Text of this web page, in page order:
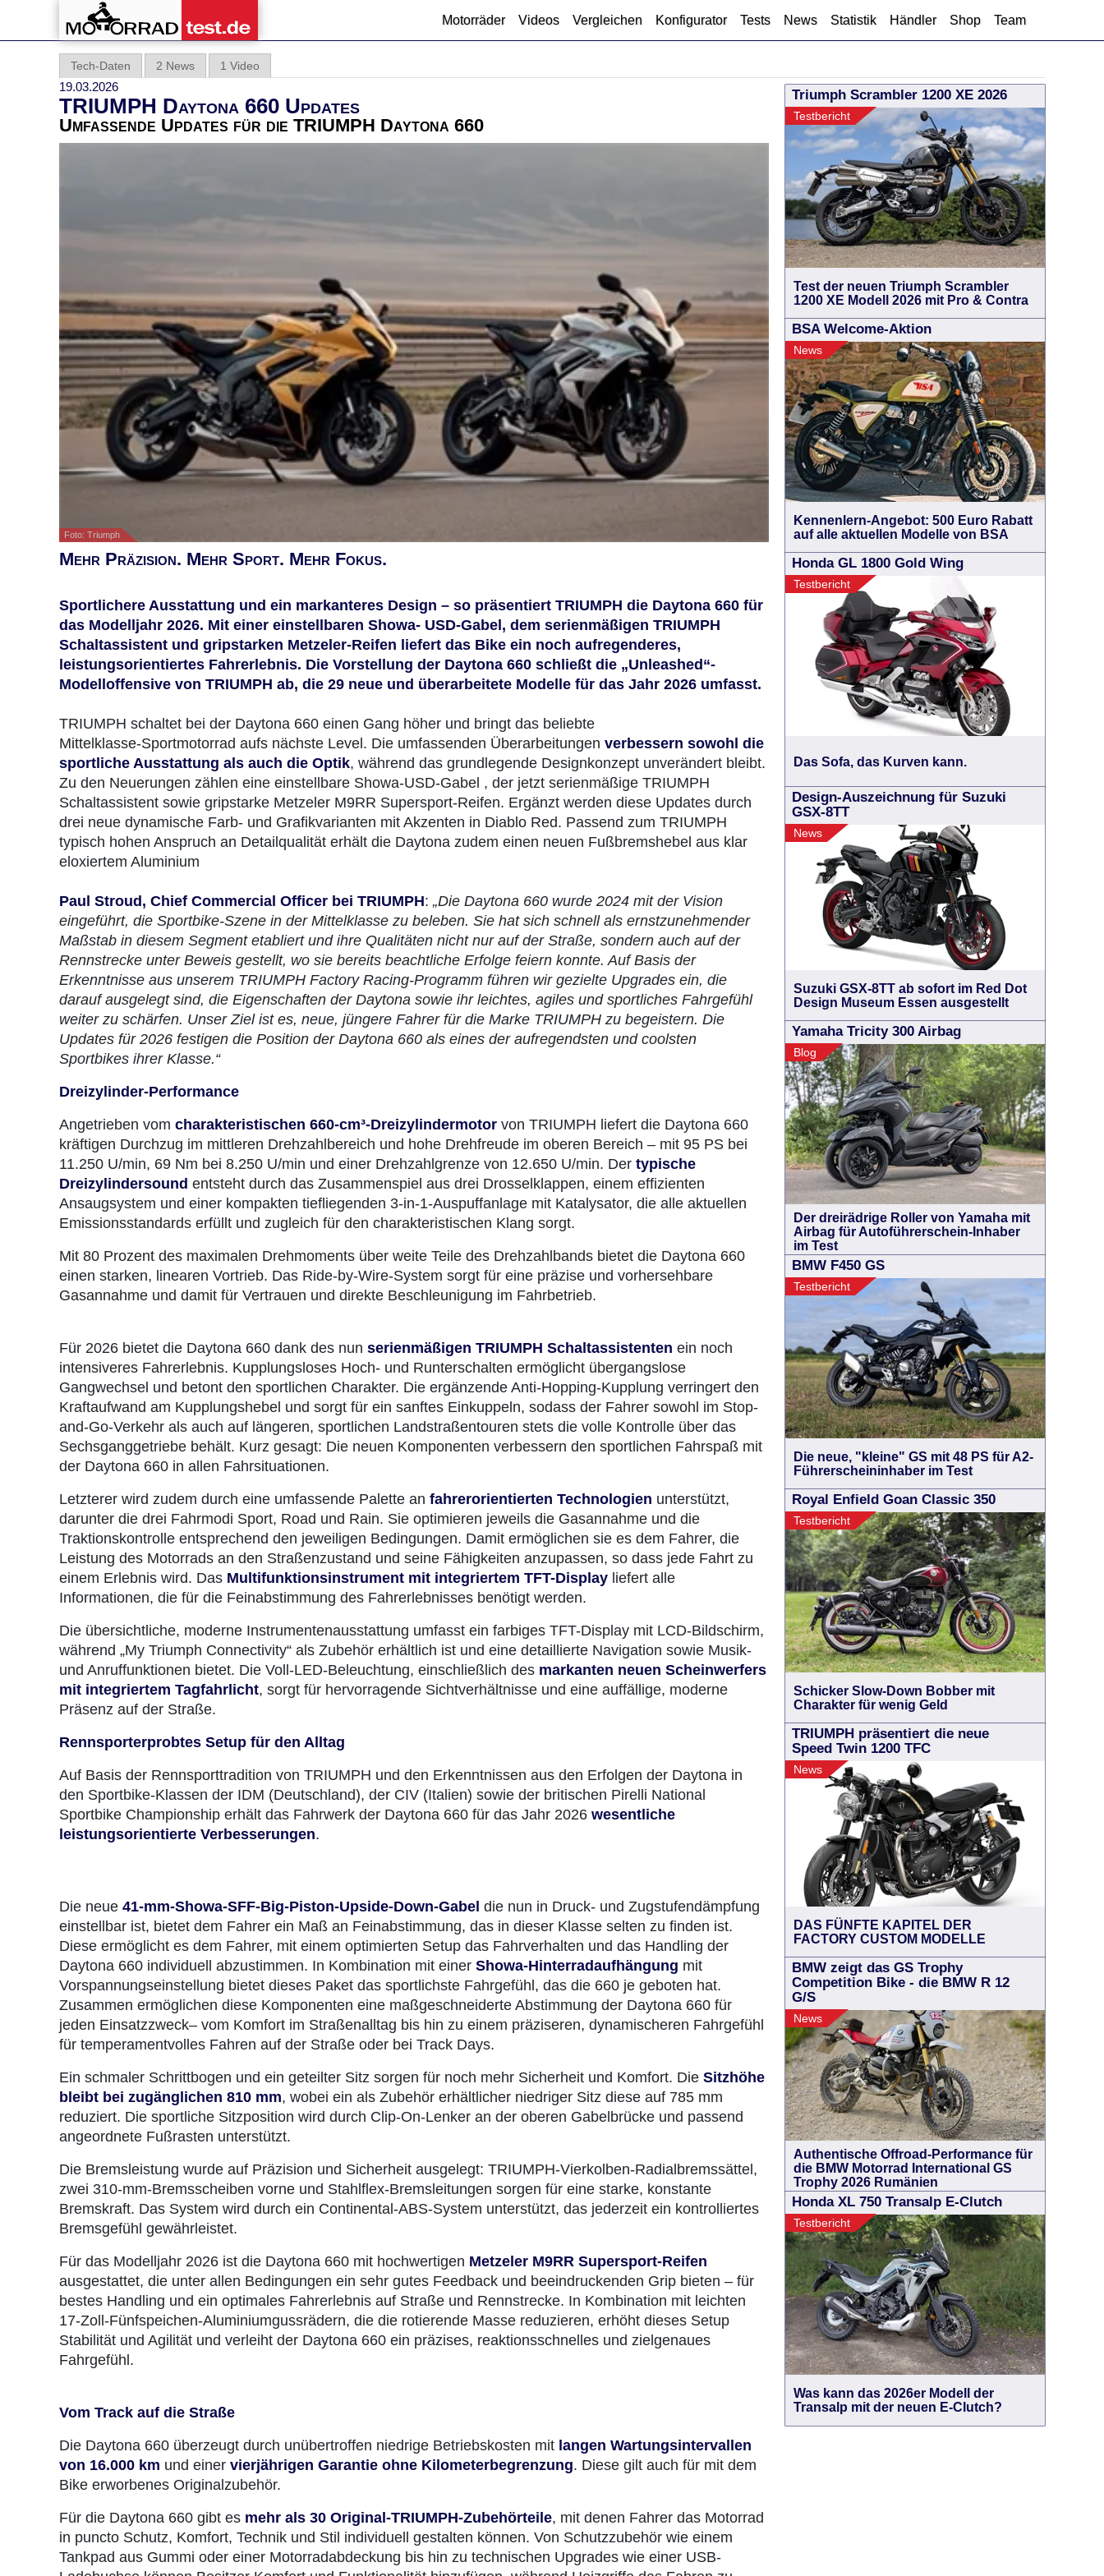
Motorräder Videos Vergleichen Konfigurator Tests News Statistik Händler Shop Team
Tech-Daten 2 News 1 Video
19.03.2026
TRIUMPH Daytona 660 Updates
Umfassende Updates für die TRIUMPH Daytona 660
Foto: Triumph
Mehr Präzision. Mehr Sport. Mehr Fokus.
Sportlichere Ausstattung und ein markanteres Design – so präsentiert TRIUMPH die Daytona 660 für
das Modelljahr 2026. Mit einer einstellbaren Showa- USD-Gabel, dem serienmäßigen TRIUMPH
Schaltassistent und gripstarken Metzeler-Reifen liefert das Bike ein noch aufregenderes,
leistungsorientiertes Fahrerlebnis. Die Vorstellung der Daytona 660 schließt die „Unleashed“-
Modelloffensive von TRIUMPH ab, die 29 neue und überarbeitete Modelle für das Jahr 2026 umfasst.
TRIUMPH schaltet bei der Daytona 660 einen Gang höher und bringt das beliebte
Mittelklasse‑Sportmotorrad aufs nächste Level. Die umfassenden Überarbeitungen verbessern sowohl die
sportliche Ausstattung als auch die Optik, während das grundlegende Designkonzept unverändert bleibt.
Zu den Neuerungen zählen eine einstellbare Showa‑USD-Gabel , der jetzt serienmäßige TRIUMPH
Schaltassistent sowie gripstarke Metzeler M9RR Supersport‑Reifen. Ergänzt werden diese Updates durch
drei neue dynamische Farb- und Grafikvarianten mit Akzenten in Diablo Red. Passend zum TRIUMPH
typisch hohen Anspruch an Detailqualität erhält die Daytona zudem einen neuen Fußbremshebel aus klar
eloxiertem Aluminium
Paul Stroud, Chief Commercial Officer bei TRIUMPH: „Die Daytona 660 wurde 2024 mit der Vision
eingeführt, die Sportbike-Szene in der Mittelklasse zu beleben. Sie hat sich schnell als ernstzunehmender
Maßstab in diesem Segment etabliert und ihre Qualitäten nicht nur auf der Straße, sondern auch auf der
Rennstrecke unter Beweis gestellt, wo sie bereits beachtliche Erfolge feiern konnte. Auf Basis der
Erkenntnisse aus unserem TRIUMPH Factory Racing-Programm führen wir gezielte Upgrades ein, die
darauf ausgelegt sind, die Eigenschaften der Daytona sowie ihr leichtes, agiles und sportliches Fahrgefühl
weiter zu schärfen. Unser Ziel ist es, neue, jüngere Fahrer für die Marke TRIUMPH zu begeistern. Die
Updates für 2026 festigen die Position der Daytona 660 als eines der aufregendsten und coolsten
Sportbikes ihrer Klasse.“
Dreizylinder-Performance
Angetrieben vom charakteristischen 660‑cm³‑Dreizylindermotor von TRIUMPH liefert die Daytona 660
kräftigen Durchzug im mittleren Drehzahlbereich und hohe Drehfreude im oberen Bereich – mit 95 PS bei
11.250 U/min, 69 Nm bei 8.250 U/min und einer Drehzahlgrenze von 12.650 U/min. Der typische
Dreizylindersound entsteht durch das Zusammenspiel aus drei Drosselklappen, einem effizienten
Ansaugsystem und einer kompakten tiefliegenden 3‑in‑1-Auspuffanlage mit Katalysator, die alle aktuellen
Emissionsstandards erfüllt und zugleich für den charakteristischen Klang sorgt.
Mit 80 Prozent des maximalen Drehmoments über weite Teile des Drehzahlbands bietet die Daytona 660
einen starken, linearen Vortrieb. Das Ride‑by‑Wire‑System sorgt für eine präzise und vorhersehbare
Gasannahme und damit für Vertrauen und direkte Beschleunigung im Fahrbetrieb.
Für 2026 bietet die Daytona 660 dank des nun serienmäßigen TRIUMPH Schaltassistenten ein noch
intensiveres Fahrerlebnis. Kupplungsloses Hoch‑ und Runterschalten ermöglicht übergangslose
Gangwechsel und betont den sportlichen Charakter. Die ergänzende Anti-Hopping-Kupplung verringert den
Kraftaufwand am Kupplungshebel und sorgt für ein sanftes Einkuppeln, sodass der Fahrer sowohl im Stop-
and-Go-Verkehr als auch auf längeren, sportlichen Landstraßentouren stets die volle Kontrolle über das
Sechsganggetriebe behält. Kurz gesagt: Die neuen Komponenten verbessern den sportlichen Fahrspaß mit
der Daytona 660 in allen Fahrsituationen.
Letzterer wird zudem durch eine umfassende Palette an fahrerorientierten Technologien unterstützt,
darunter die drei Fahrmodi Sport, Road und Rain. Sie optimieren jeweils die Gasannahme und die
Traktionskontrolle entsprechend den jeweiligen Bedingungen. Damit ermöglichen sie es dem Fahrer, die
Leistung des Motorrads an den Straßenzustand und seine Fähigkeiten anzupassen, so dass jede Fahrt zu
einem Erlebnis wird. Das Multifunktionsinstrument mit integriertem TFT-Display liefert alle
Informationen, die für die Feinabstimmung des Fahrerlebnisses benötigt werden.
Die übersichtliche, moderne Instrumentenausstattung umfasst ein farbiges TFT-Display mit LCD-Bildschirm,
während „My Triumph Connectivity“ als Zubehör erhältlich ist und eine detaillierte Navigation sowie Musik-
und Anruffunktionen bietet. Die Voll-LED-Beleuchtung, einschließlich des markanten neuen Scheinwerfers
mit integriertem Tagfahrlicht, sorgt für hervorragende Sichtverhältnisse und eine auffällige, moderne
Präsenz auf der Straße.
Rennsporterprobtes Setup für den Alltag
Auf Basis der Rennsporttradition von TRIUMPH und den Erkenntnissen aus den Erfolgen der Daytona in
den Sportbike-Klassen der IDM (Deutschland), der CIV (Italien) sowie der britischen Pirelli National
Sportbike Championship erhält das Fahrwerk der Daytona 660 für das Jahr 2026 wesentliche
leistungsorientierte Verbesserungen.
Die neue 41-mm-Showa-SFF-Big-Piston-Upside-Down-Gabel die nun in Druck- und Zugstufendämpfung
einstellbar ist, bietet dem Fahrer ein Maß an Feinabstimmung, das in dieser Klasse selten zu finden ist.
Diese ermöglicht es dem Fahrer, mit einem optimierten Setup das Fahrverhalten und das Handling der
Daytona 660 individuell abzustimmen. In Kombination mit einer Showa-Hinterradaufhängung mit
Vorspannungseinstellung bietet dieses Paket das sportlichste Fahrgefühl, das die 660 je geboten hat.
Zusammen ermöglichen diese Komponenten eine maßgeschneiderte Abstimmung der Daytona 660 für
jeden Einsatzzweck– vom Komfort im Straßenalltag bis hin zu einem präziseren, dynamischeren Fahrgefühl
für temperamentvolles Fahren auf der Straße oder bei Track Days.
Ein schmaler Schrittbogen und ein geteilter Sitz sorgen für noch mehr Sicherheit und Komfort. Die Sitzhöhe
bleibt bei zugänglichen 810 mm, wobei ein als Zubehör erhältlicher niedriger Sitz diese auf 785 mm
reduziert. Die sportliche Sitzposition wird durch Clip-On-Lenker an der oberen Gabelbrücke und passend
angeordnete Fußrasten unterstützt.
Die Bremsleistung wurde auf Präzision und Sicherheit ausgelegt: TRIUMPH-Vierkolben-Radialbremssättel,
zwei 310-mm-Bremsscheiben vorne und Stahlflex-Bremsleitungen sorgen für eine starke, konstante
Bremskraft. Das System wird durch ein Continental-ABS-System unterstützt, das jederzeit ein kontrolliertes
Bremsgefühl gewährleistet.
Für das Modelljahr 2026 ist die Daytona 660 mit hochwertigen Metzeler M9RR Supersport-Reifen
ausgestattet, die unter allen Bedingungen ein sehr gutes Feedback und beeindruckenden Grip bieten – für
bestes Handling und ein optimales Fahrerlebnis auf Straße und Rennstrecke. In Kombination mit leichten
17-Zoll-Fünfspeichen-Aluminiumgussrädern, die die rotierende Masse reduzieren, erhöht dieses Setup
Stabilität und Agilität und verleiht der Daytona 660 ein präzises, reaktionsschnelles und zielgenaues
Fahrgefühl.
Vom Track auf die Straße
Die Daytona 660 überzeugt durch unübertroffen niedrige Betriebskosten mit langen Wartungsintervallen
von 16.000 km und einer vierjährigen Garantie ohne Kilometerbegrenzung. Diese gilt auch für mit dem
Bike erworbenes Originalzubehör.
Für die Daytona 660 gibt es mehr als 30 Original-TRIUMPH-Zubehörteile, mit denen Fahrer das Motorrad
in puncto Schutz, Komfort, Technik und Stil individuell gestalten können. Von Schutzzubehör wie einem
Tankpad aus Gummi oder einer Motorradabdeckung bis hin zu technischen Upgrades wie einer USB-
Triumph Scrambler 1200 XE 2026
Testbericht
Test der neuen Triumph Scrambler
1200 XE Modell 2026 mit Pro & Contra
BSA Welcome-Aktion
News
Kennenlern-Angebot: 500 Euro Rabatt
auf alle aktuellen Modelle von BSA
Honda GL 1800 Gold Wing
Testbericht
Das Sofa, das Kurven kann.
Design-Auszeichnung für Suzuki
GSX-8TT
News
Suzuki GSX-8TT ab sofort im Red Dot
Design Museum Essen ausgestellt
Yamaha Tricity 300 Airbag
Blog
Der dreirädrige Roller von Yamaha mit
Airbag für Autoführerschein-Inhaber
im Test
BMW F450 GS
Testbericht
Die neue, "kleine" GS mit 48 PS für A2-
Führerscheininhaber im Test
Royal Enfield Goan Classic 350
Testbericht
Schicker Slow-Down Bobber mit
Charakter für wenig Geld
TRIUMPH präsentiert die neue
Speed Twin 1200 TFC
News
DAS FÜNFTE KAPITEL DER
FACTORY CUSTOM MODELLE
BMW zeigt das GS Trophy
Competition Bike - die BMW R 12
G/S
News
Authentische Offroad-Performance für
die BMW Motorrad International GS
Trophy 2026 Rumänien
Honda XL 750 Transalp E-Clutch
Testbericht
Was kann das 2026er Modell der
Transalp mit der neuen E-Clutch?